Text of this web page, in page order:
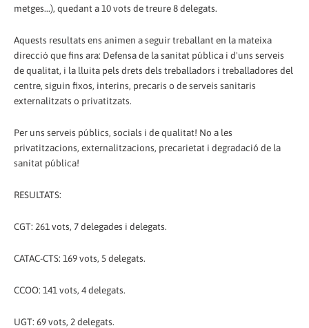
metges...), quedant a 10 vots de treure 8 delegats.
Aquests resultats ens animen a seguir treballant en la mateixa
direcció que fins ara: Defensa de la sanitat pública i d'uns serveis
de qualitat, i la lluita pels drets dels treballadors i treballadores del
centre, siguin fixos, interins, precaris o de serveis sanitaris
externalitzats o privatitzats.
Per uns serveis públics, socials i de qualitat! No a les
privatitzacions, externalitzacions, precarietat i degradació de la
sanitat pública!
RESULTATS:
CGT: 261 vots, 7 delegades i delegats.
CATAC-CTS: 169 vots, 5 delegats.
CCOO: 141 vots, 4 delegats.
UGT: 69 vots, 2 delegats.